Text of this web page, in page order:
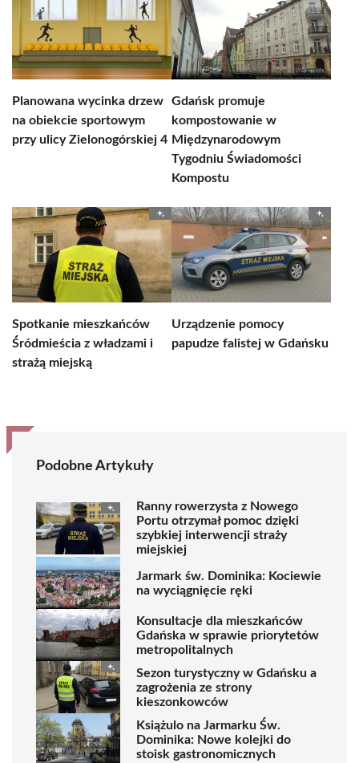
Planowana wycinka drzew
na obiekcie sportowym
przy ulicy Zielonogórskiej 4
Gdańsk promuje
kompostowanie w
Międzynarodowym
Tygodniu Świadomości
Kompostu
Spotkanie mieszkańców
Śródmieścia z władzami i
strażą miejską
Urządzenie pomocy
papudze falistej w Gdańsku
Podobne Artykuły
Ranny rowerzysta z Nowego
Portu otrzymał pomoc dzięki
szybkiej interwencji straży
miejskiej
Jarmark św. Dominika: Kociewie
na wyciągnięcie ręki
Konsultacje dla mieszkańców
Gdańska w sprawie priorytetów
metropolitalnych
Sezon turystyczny w Gdańsku a
zagrożenia ze strony
kieszonkowców
Książulo na Jarmarku Św.
Dominika: Nowe kolejki do
stoisk gastronomicznych